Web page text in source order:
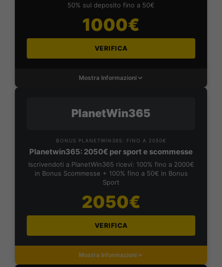
50% sul deposito fino a 50€
1000€
VERIFICA
Mostra Informazioni
PlanetWin365
BONUS PLANETWIN365: FINO A 2050€
Planetwin365: 2050€ per sport e scommesse
Iscrivendoti a PlanetWin365 ricevi: 100% fino a 2000€
in Bonus Scommesse + 100% fino a 50€ in Bonus
Sport
2050€
VERIFICA
Mostra Informazioni